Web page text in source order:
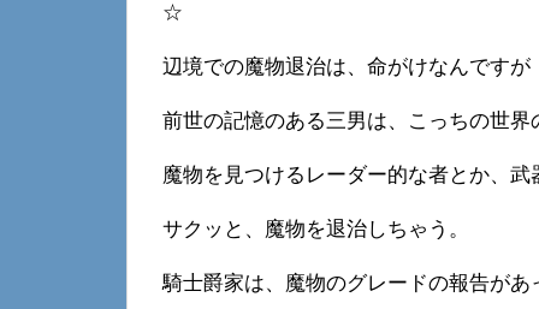
☆
辺境での魔物退治は、命がけなんですが
前世の記憶のある三男は、こっちの世界
魔物を見つけるレーダー的な者とか、武
サクッと、魔物を退治しちゃう。
騎士爵家は、魔物のグレードの報告があ